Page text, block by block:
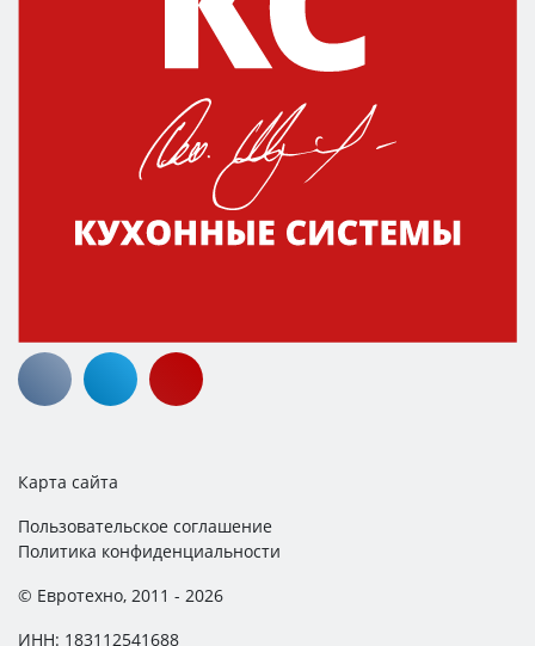
Карта сайта
Пользовательское соглашение
Политика конфиденциальности
© Евротехно, 2011 - 2026
ИНН: 183112541688